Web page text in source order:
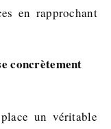
en rapprochant
concrètement
un véritable